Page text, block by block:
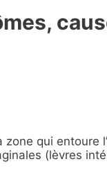
qui entoure
(lèvres